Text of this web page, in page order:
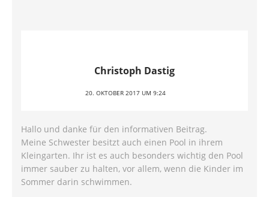
Christoph Dastig
20. OKTOBER 2017 UM 9:24
Hallo und danke für den informativen Beitrag.
Meine Schwester besitzt auch einen Pool in ihrem
Kleingarten. Ihr ist es auch besonders wichtig den Pool
immer sauber zu halten, vor allem, wenn die Kinder im
Sommer darin schwimmen.